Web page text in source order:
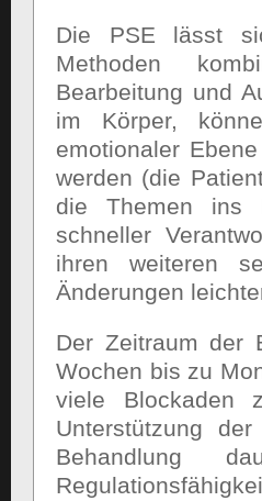
Die PSE lässt
Methoden
Bearbeitung und
im Körper,
emotionaler
werden (die
die Themen ins
schneller
ihren weiteren
Änderungen
Der Zeitraum der
Wochen bis zu
viele Blockaden
Unterstützung
Behandlung